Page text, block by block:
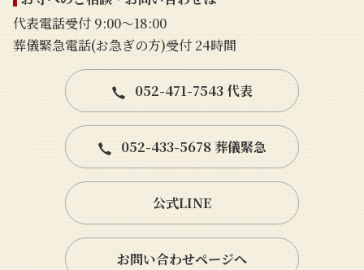
代表電話受付 9:00〜18:00
葬儀緊急電話(お急ぎの方)受付 24時間
052-471-7543 代表
052-433-5678 葬儀緊急
公式LINE
お問い合わせページへ